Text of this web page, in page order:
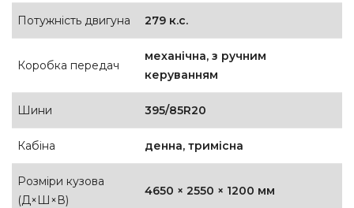
Потужність двигуна 279 к.с.
Коробка передач
механічна, з ручним
керуванням
Шини 395/85R20
Кабіна денна, тримісна
Розміри кузова
(Д×Ш×В)
4650 × 2550 × 1200 мм